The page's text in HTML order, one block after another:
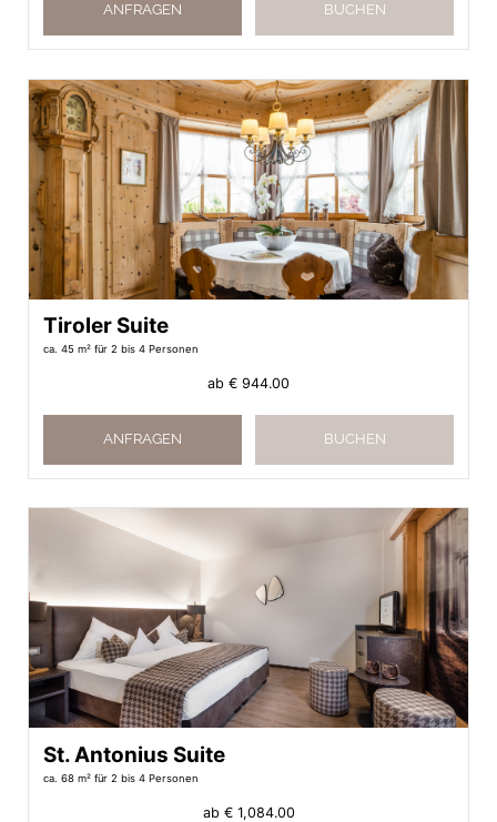
ANFRAGEN BUCHEN
Tiroler Suite
ca. 45 m² für 2 bis 4 Personen
ab € 944.00
ANFRAGEN BUCHEN
St. Antonius Suite
ca. 68 m² für 2 bis 4 Personen
ab € 1,084.00